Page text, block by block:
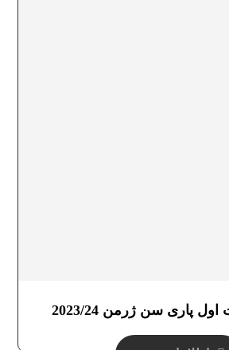
پاری سن ژرمن 2023/24